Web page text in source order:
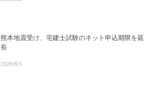
熊本地震受け、宅建士試験のネット申込期限を延
長
2026/8/3